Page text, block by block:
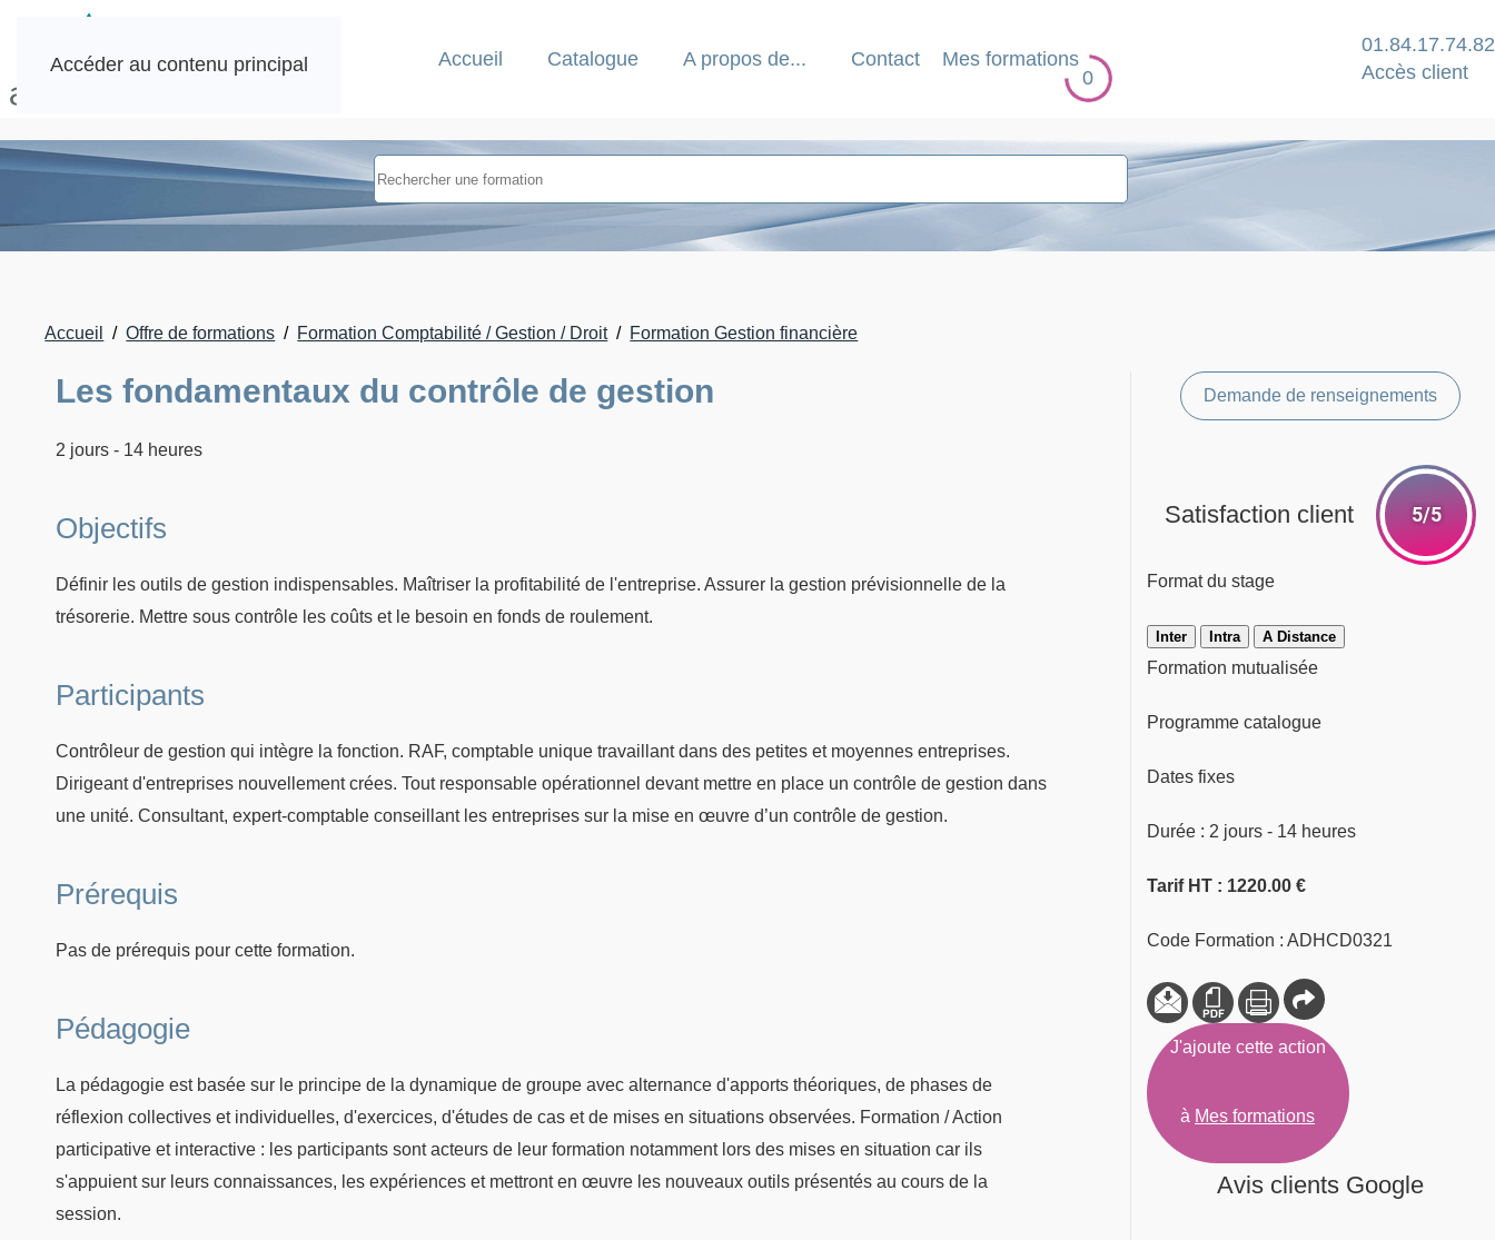
Accéder au contenu principal Accueil Catalogue A propos de... Contact
Mes formations
0
01.84.17.74.82
Accès client
Accueil Offre de formations Formation Comptabilité / Gestion / Droit Formation Gestion financière
Les fondamentaux du contrôle de gestion
2 jours - 14 heures
Objectifs
Définir les outils de gestion indispensables. Maîtriser la profitabilité de l'entreprise. Assurer la gestion prévisionnelle de la
trésorerie. Mettre sous contrôle les coûts et le besoin en fonds de roulement.
Participants
Contrôleur de gestion qui intègre la fonction. RAF, comptable unique travaillant dans des petites et moyennes entreprises.
Dirigeant d'entreprises nouvellement crées. Tout responsable opérationnel devant mettre en place un contrôle de gestion dans
une unité. Consultant, expert-comptable conseillant les entreprises sur la mise en œuvre d’un contrôle de gestion.
Prérequis
Pas de prérequis pour cette formation.
Pédagogie
La pédagogie est basée sur le principe de la dynamique de groupe avec alternance d'apports théoriques, de phases de
réflexion collectives et individuelles, d'exercices, d'études de cas et de mises en situations observées. Formation / Action
participative et interactive : les participants sont acteurs de leur formation notamment lors des mises en situation car ils
s'appuient sur leurs connaissances, les expériences et mettront en œuvre les nouveaux outils présentés au cours de la
session.
Demande de renseignements
Satisfaction client 5/5
Format du stage
Inter Intra A Distance
Formation mutualisée
Programme catalogue
Dates fixes
Durée : 2 jours - 14 heures
Tarif HT : 1220.00 €
Code Formation : ADHCD0321
J'ajoute cette action
à Mes formations
Avis clients Google